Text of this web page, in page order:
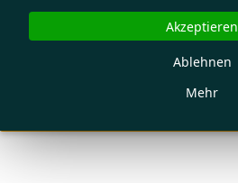
Mehr
Ablehnen
Akzeptieren